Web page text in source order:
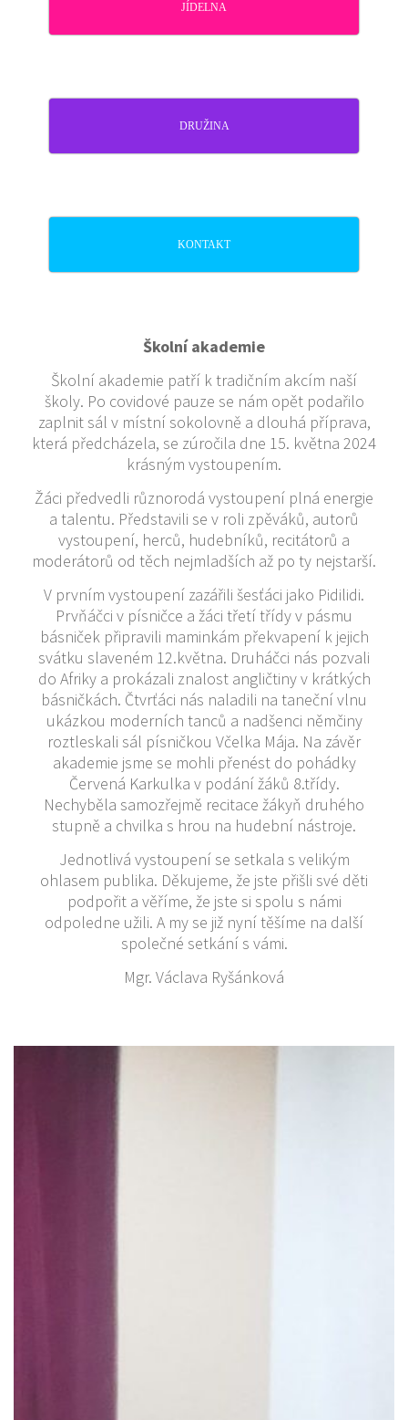
JÍDELNA
DRUŽINA
KONTAKT
Školní akademie
Školní akademie patří k tradičním akcím naší
školy. Po covidové pauze se nám opět podařilo
zaplnit sál v místní sokolovně a dlouhá příprava,
která předcházela, se zúročila dne 15. května 2024
krásným vystoupením.
Žáci předvedli různorodá vystoupení plná energie
a talentu. Představili se v roli zpěváků, autorů
vystoupení, herců, hudebníků, recitátorů a
moderátorů od těch nejmladších až po ty nejstarší.
V prvním vystoupení zazářili šesťáci jako Pidilidi.
Prvňáčci v písničce a žáci třetí třídy v pásmu
básniček připravili maminkám překvapení k jejich
svátku slaveném 12.května. Druháčci nás pozvali
do Afriky a prokázali znalost angličtiny v krátkých
básničkách. Čtvrťáci nás naladili na taneční vlnu
ukázkou moderních tanců a nadšenci němčiny
roztleskali sál písničkou Včelka Mája. Na závěr
akademie jsme se mohli přenést do pohádky
Červená Karkulka v podání žáků 8.třídy.
Nechyběla samozřejmě recitace žákyň druhého
stupně a chvilka s hrou na hudební nástroje.
Jednotlivá vystoupení se setkala s velikým
ohlasem publika. Děkujeme, že jste přišli své děti
podpořit a věříme, že jste si spolu s námi
odpoledne užili. A my se již nyní těšíme na další
společné setkání s vámi.
Mgr. Václava Ryšánková